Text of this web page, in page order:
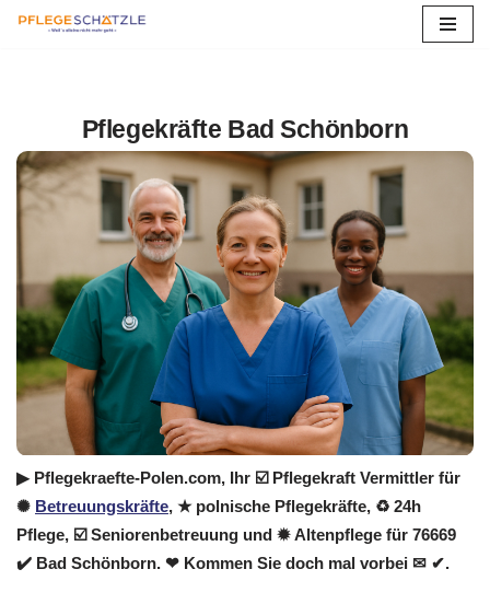
Pflegekräfte Bad Schönborn
▶︎ Pflegekraefte-Polen.com, Ihr ☑️ Pflegekraft Vermittler für
✺ Betreuungskräfte, ★ polnische Pflegekräfte, ♻ 24h
Pflege, ☑️ Seniorenbetreuung und ✹ Altenpflege für 76669
✔️ Bad Schönborn. ❤ Kommen Sie doch mal vorbei ✉ ✔.